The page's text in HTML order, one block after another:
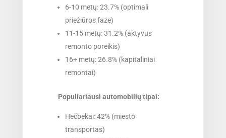
6-10 metų: 23.7% (optimali
priežiūros faze)
11-15 metų: 31.2% (aktyvus
remonto poreikis)
16+ metų: 26.8% (kapitaliniai
remontai)
Populiariausi automobilių tipai:
Hečbekai: 42% (miesto
transportas)